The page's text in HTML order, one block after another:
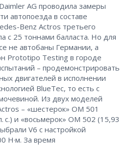
AG проводила замеры
автопоезда в составе
Benz Actros третьего
с 25 тоннами балласта. Но для
не автобаны Германии, а
Prototipo Testing в городе
– продемонстрировать
двигателей в исполнении
BlueTec, то есть с
Из двух моделей
– «шестерок» ОМ 501
с.) и «восьмерок» ОМ 502 (15,93
V6 с настройкой
Н·м. За время